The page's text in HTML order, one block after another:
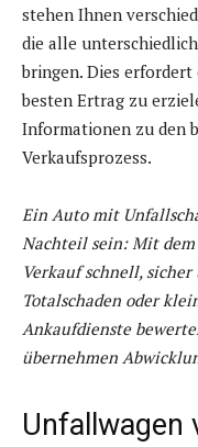
stehen Ihnen
die alle
bringen. Dies erfordert
besten Ertrag zu
Informationen zu den
Verkaufsprozess.
Ein Auto mit
Nachteil sein: Mit
Verkauf schnell,
Totalschaden oder
Ankaufdienste
übernehmen
Unfallwagen